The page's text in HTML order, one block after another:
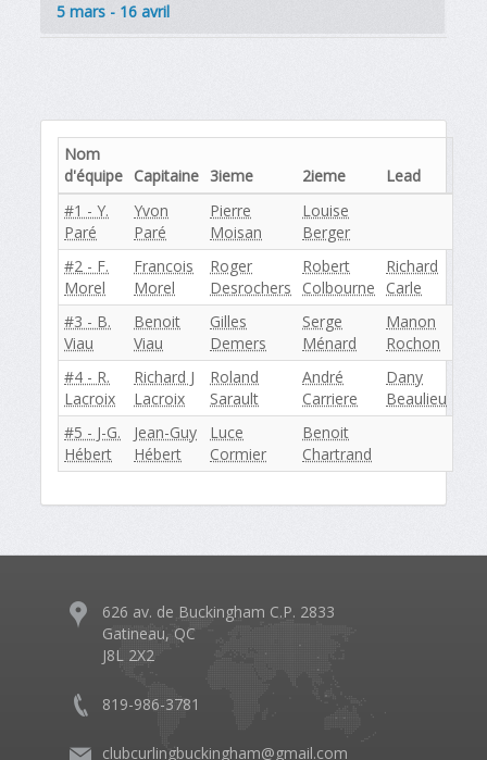
5 mars - 16 avril
Nom
d'équipe Capitaine 3ieme 2ieme
Lead
#1 - Y.
Paré
Yvon
Paré
Pierre
Moisan
Louise
Berger
#2 - F.
Morel
Francois
Morel
Roger
Desrochers
Robert
Colbourne
Richard
Carle
#3 - B.
Viau
Benoit
Viau
Gilles
Demers
Serge
Ménard
Manon
Rochon
#4 - R.
Lacroix
Richard J
Lacroix
Roland
Sarault
André
Carriere
Dany
Beaulieu
#5 - J-G.
Hébert
Jean-Guy
Hébert
Luce
Cormier
Benoit
Chartrand
626 av. de Buckingham C.P. 2833
Gatineau, QC
J8L 2X2
819-986-3781
clubcurlingbuckingham@gmail.com